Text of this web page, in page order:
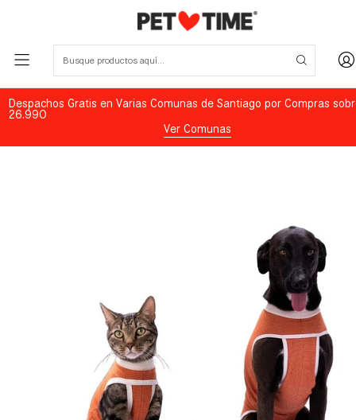
Despachos Gratis en Varias Comunas de Santiago por Compras
26.990
Ver Comunas